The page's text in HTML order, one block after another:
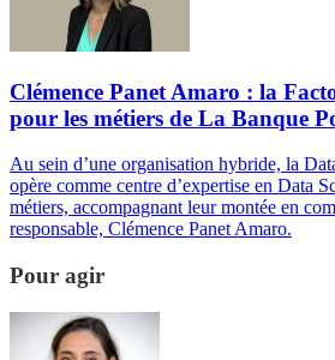
Clémence Panet Amaro : la
pour les métiers de La Banque
Au sein d’une organisation hybride, la
opère comme centre d’expertise en Data
métiers, accompagnant leur montée en
responsable, Clémence Panet Amaro.
Pour agir